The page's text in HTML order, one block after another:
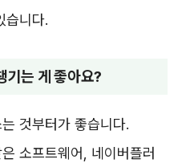
습니다.
기는 게 좋아요?
것부터가 좋습니다.
소프트웨어, 네이버플러